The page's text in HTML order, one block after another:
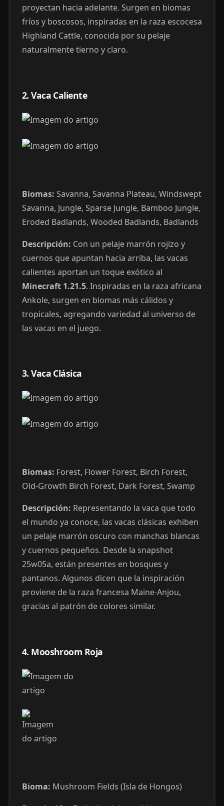
proyectan hacia adelante. Surgen en biomas
fríos y boscosos, inspiradas en la raza escocesa
Highland Cattle, conocida por su pelaje
naturalmente tierno y claro.
2. Vaca Caliente
Biomas: Savanna, Savanna Plateau, Windswept
Savanna, Jungle, Sparse Jungle, Bamboo Jungle,
Eroded Badlands, Wooded Badlands, Badlands
Descripción: Con un pelaje marrón rojizo y
cuernos que apuntan hacia arriba, las vacas
calientes aportan un toque exótico al
Minecraft 1.21.5. Inspiradas en la raza africana
Ankole, surgen en biomas más cálidos y
tropicales, agregando variedad al universo de
las vacas en el juego.
3. Vaca Clásica
Biomas: Forest, Flower Forest, Birch Forest,
Old-Growth Birch Forest, Dark Forest, Swamp
Descripción: Representando la vaca que todo
el mundo ya conoce, las vacas clásicas exhiben
un pelaje marrón oscuro con manchas blancas
y cuernos pequeños. Desde la snapshot
25w05a, están presentes en bosques y
pantanos. Algunos dicen que la inspiración
proviene de la raza francesa Maine-Anjou,
gracias al patrón de colores similar.
4. Mooshroom Roja
Bioma: Mushroom Fields (Isla de Hongos)